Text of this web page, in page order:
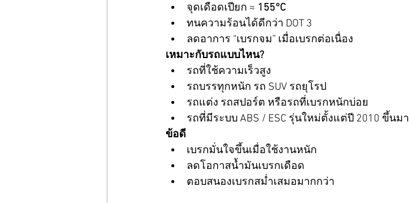
จุดเดือดเปียก ≈ 155°C
ทนความร้อนได้ดีกว่า DOT 3
ลดอาการ “เบรกจม” เมื่อเบรกต่อเนื่อง
เหมาะกับรถแบบไหน?
รถที่ใช้ความเร็วสูง
รถบรรทุกหนัก รถ SUV รถยุโรป
รถแต่ง รถสปอร์ต หรือรถที่เบรกหนักบ่อย
รถที่มีระบบ ABS / ESC รุ่นใหม่ตั้งแต่ปี 2010 ขึ้นมา
ข้อดี
เบรกมั่นใจขึ้นเมื่อใช้งานหนัก
ลดโอกาสน้ำมันเบรกเดือด
ตอบสนองเบรกสม่ำเสมอมากกว่า